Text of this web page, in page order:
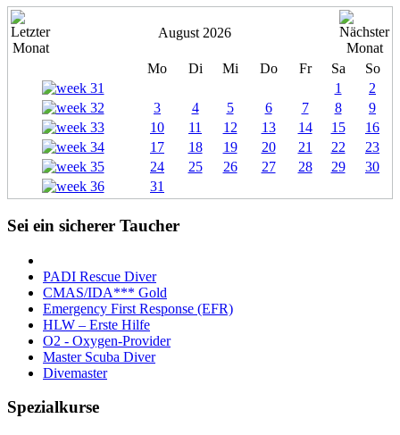
August 2026
Mo Di Mi Do Fr Sa
So
1
2
3
4 5 6 7 8
9
10
11 12 13 14 15
16
17
18 19 20 21 22
23
24
25 26 27 28 29
30
31
Sei ein sicherer Taucher
PADI Rescue Diver
CMAS/IDA*** Gold
Emergency First Response (EFR)
HLW – Erste Hilfe
O2 - Oxygen-Provider
Master Scuba Diver
Divemaster
Spezialkurse